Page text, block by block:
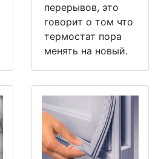
перерывов, это
говорит о том что
термостат пора
менять на новый.